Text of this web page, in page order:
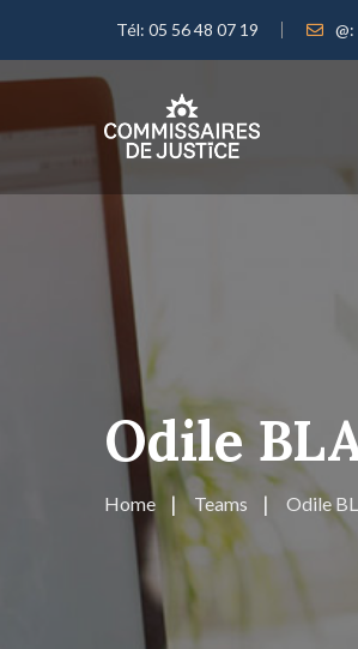
Tél: 05 56 48 07 19 @:
Odile
Home Teams Odile